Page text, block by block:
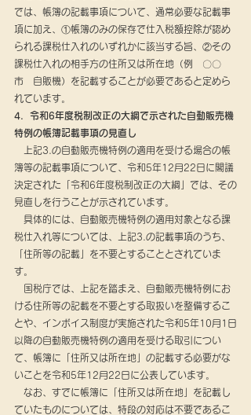
では、帳簿の記載事項について、通常必要な記載事
項に加え、①帳簿のみの保存で仕入税額控除が認め
られる課税仕入れのいずれかに該当する旨、②その
課税仕入れの相手方の住所又は所在地（例　〇〇
市　自販機）を記載することが必要であると定めら
れています。
4．令和6年度税制改正の大綱で示された自動販売機
特例の帳簿記載事項の見直し
上記3.の自動販売機特例の適用を受ける場合の帳
簿等の記載事項について、令和5年12月22日に閣議
決定された「令和6年度税制改正の大綱」では、その
見直しを行うことが示されています。
具体的には、自動販売機特例の適用対象となる課
税仕入れ等については、上記3.の記載事項のうち、
「住所等の記載」を不要とすることとされていま
す。
国税庁では、上記を踏まえ、自動販売機特例にお
ける住所等の記載を不要とする取扱いを整備するこ
とや、インボイス制度が実施された令和5年10月1日
以降の自動販売機特例の適用を受ける取引につい
て、帳簿に「住所又は所在地」の記載する必要がな
いことを令和5年12月22日に公表しています。
なお、すでに帳簿に「住所又は所在地」を記載し
ていたものについては、特段の対応は不要であるこ